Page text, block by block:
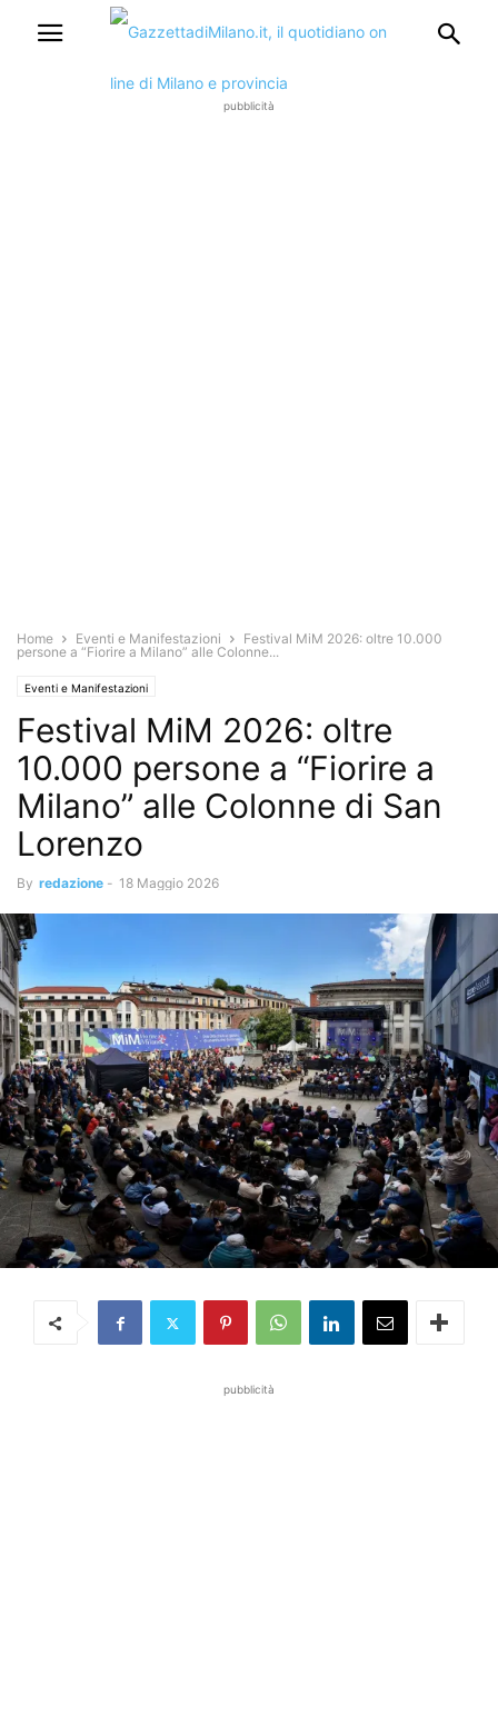
pubblicità
Home Eventi e Manifestazioni
Festival MiM 2026: oltre 10.000
persone a “Fiorire a Milano” alle Colonne...
Eventi e Manifestazioni
Festival MiM 2026: oltre
10.000 persone a “Fiorire a
Milano” alle Colonne di San
Lorenzo
By redazione - 18 Maggio 2026
pubblicità